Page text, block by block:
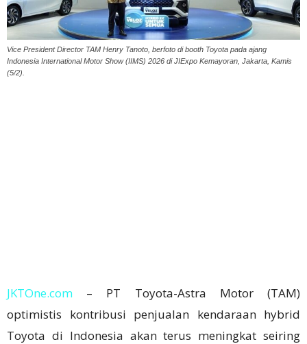
Vice President Director TAM Henry Tanoto, berfoto di booth Toyota pada ajang
Indonesia International Motor Show (IIMS) 2026 di JIExpo Kemayoran, Jakarta, Kamis
(5/2).
JKTOne.com – PT Toyota-Astra Motor (TAM)
optimistis kontribusi penjualan kendaraan hybrid
Toyota di Indonesia akan terus meningkat seiring